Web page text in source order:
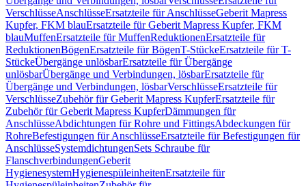
VerschlüsseAnschlüsseErsatzteile für AnschlüsseGeberit Mapress
Kupfer, FKM blauErsatzteile für Geberit Mapress Kupfer, FKM
blauMuffenErsatzteile für MuffenReduktionenErsatzteile für
ReduktionenBögenErsatzteile für BögenT-StückeErsatzteile für T-
StückeÜbergänge unlösbarErsatzteile für Übergänge
unlösbarÜbergänge und Verbindungen, lösbarErsatzteile für
Übergänge und Verbindungen, lösbarVerschlüsseErsatzteile für
VerschlüsseZubehör für Geberit Mapress KupferErsatzteile für
Zubehör für Geberit Mapress KupferDämmungen für
AnschlüsseAbdichtungen für Rohre und FittingsAbdeckungen für
RohreBefestigungen für AnschlüsseErsatzteile für Befestigungen für
AnschlüsseSystemdichtungenSets Schraube für
FlanschverbindungenGeberit
HygienesystemHygienespüleinheitenErsatzteile für